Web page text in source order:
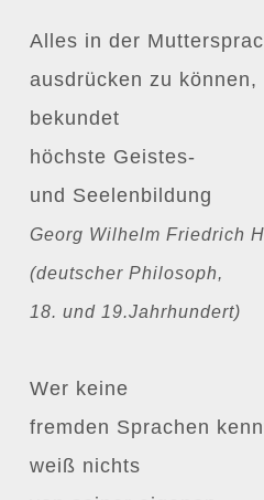
Alles in der
ausdrücken zu können,
bekundet
höchste Geistes-
und Seelenbildung
Georg Wilhelm Friedrich
(deutscher Philosoph,
18. und 19.Jahrhundert)
Wer keine
fremden Sprachen
weiß nichts